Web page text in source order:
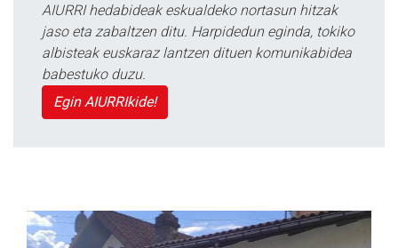
AIURRI hedabideak eskualdeko nortasun hitzak
jaso eta zabaltzen ditu. Harpidedun eginda, tokiko
albisteak euskaraz lantzen dituen komunikabidea
babestuko duzu.
Egin AIURRIkide!